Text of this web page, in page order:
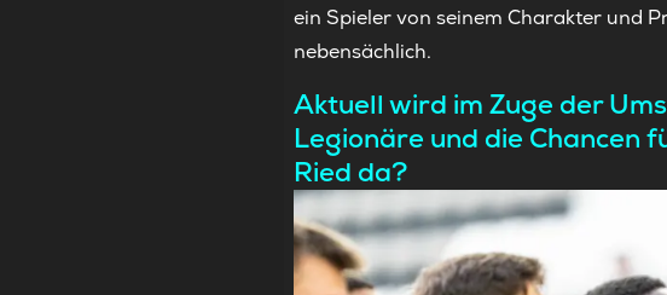
ein Spieler von seinem Charakter und
nebensächlich.
Aktuell wird im Zuge der
Legionäre und die Chancen
Ried da?